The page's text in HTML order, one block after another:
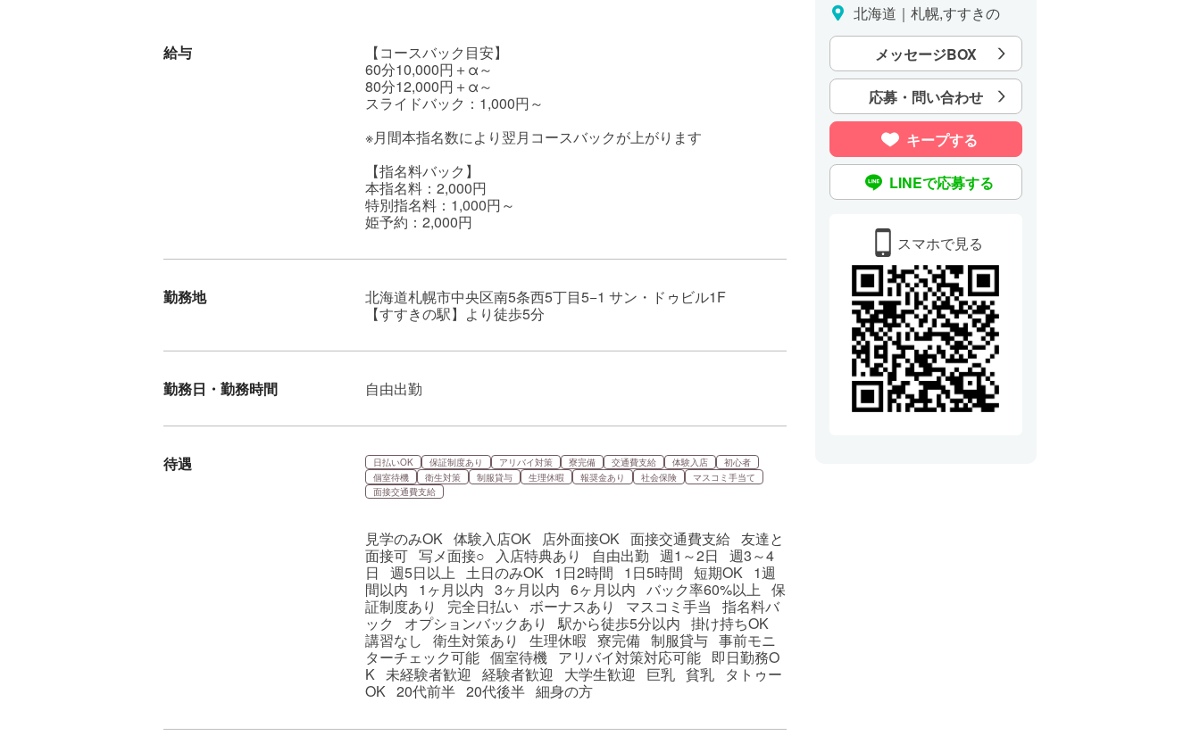
給与
【コースバック目安】
60分10,000円＋α～
80分12,000円＋α～
スライドバック：1,000円～
※月間本指名数により翌月コースバックが上がります
【指名料バック】
本指名料：2,000円
特別指名料：1,000円～
姫予約：2,000円
勤務地
北海道札幌市中央区南5条西5丁目5−1 サン・ドゥビル1F
【すすきの駅】より徒歩5分
勤務日・勤務時間 自由出勤
待遇 日払いOK 保証制度あり アリバイ対策 寮完備 交通費支給 体験入店
初心者
個室待機
衛生対策 制服貸与 生理休暇 報奨金あり 社会保険
マスコミ手当て
面接交通費支給
見学のみOK 体験入店OK 店外面接OK 面接交通費支給 友達と
面接可 写メ面接○ 入店特典あり 自由出勤 週1～2日 週3～4
日 週5日以上 土日のみOK 1日2時間 1日5時間 短期OK 1週
間以内 1ヶ月以内 3ヶ月以内 6ヶ月以内 バック率60%以上 保
証制度あり 完全日払い ボーナスあり マスコミ手当 指名料バ
ック オプションバックあり 駅から徒歩5分以内 掛け持ちOK
講習なし 衛生対策あり 生理休暇 寮完備 制服貸与 事前モニ
ターチェック可能 個室待機 アリバイ対策対応可能 即日勤務O
K 未経験者歓迎 経験者歓迎 大学生歓迎 巨乳 貧乳 タトゥー
OK 20代前半 20代後半 細身の方
北海道｜札幌,すすきの
メッセージBOX
応募・問い合わせ
キープする
LINEで応募する
スマホで見る